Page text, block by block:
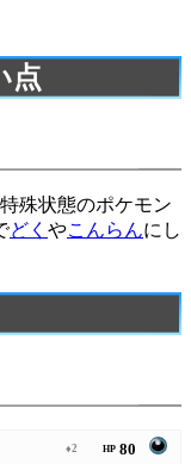
点
殊状態のポケモン
どく やこんらんにし
♦2 HP 80